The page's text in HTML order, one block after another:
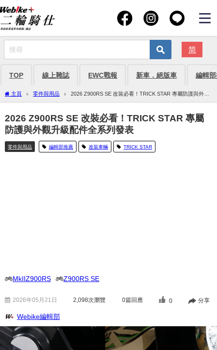
简
TOP 線上雜誌 EWC戰報 新車．絕版車 編輯
主頁 零件與用品
2026 Z900RS SE 改裝必看！TRICK STAR 專屬防護與外觀
升級配件全系列發表
2026 Z900RS SE 改裝必看！TRICK STAR 專屬
防護與外觀升級配件全系列發表
零件與用品 編輯部推薦 改裝車輛 TRICK STAR
MkIIZ900RS Z900RS SE
2026年05月21日 2,098次瀏覽 0篇回應 0 分享
Webike編輯部